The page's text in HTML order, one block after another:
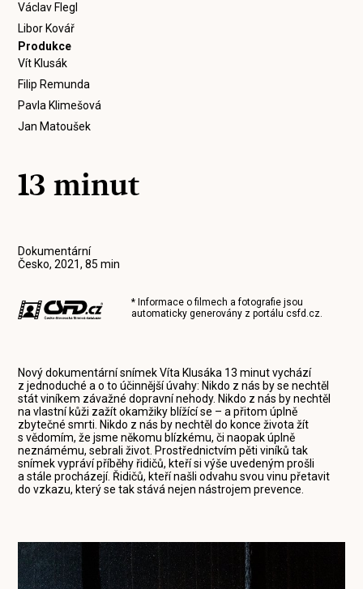
Václav Flegl
Libor Kovář
Produkce
Vít Klusák
Filip Remunda
Pavla Klimešová
Jan Matoušek
13 minut
Dokumentární
Česko, 2021, 85 min
* Informace o filmech a fotografie jsou
automaticky generovány z portálucsfd.cz.
Nový dokumentární snímek Víta Klusáka 13 minut vychází
z jednoduché a o to účinnější úvahy: Nikdo z nás by se nechtěl
stát viníkem závažné dopravní nehody. Nikdo z nás by nechtěl
na vlastní kůži zažít okamžiky blížící se – a přitom úplně
zbytečné smrti. Nikdo z nás by nechtěl do konce života žít
s vědomím, že jsme někomu blízkému, či naopak úplně
neznámému, sebrali život. Prostřednictvím pěti viníků tak
snímek vypráví příběhy řidičů, kteří si výše uvedeným prošli
a stále procházejí. Řidičů, kteří našli odvahu svou vinu přetavit
do vzkazu, který se tak stává nejen nástrojem prevence.